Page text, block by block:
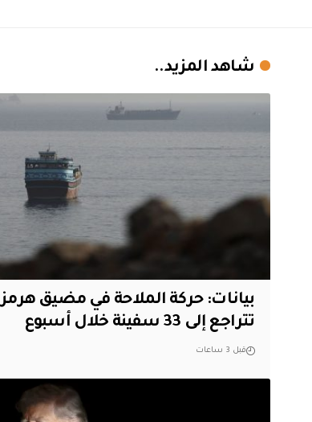
شاهد المزيد..
بيانات: حركة الملاحة في مضيق هرمز
تتراجع إلى 33 سفينة خلال أسبوع
قبل 3 ساعات